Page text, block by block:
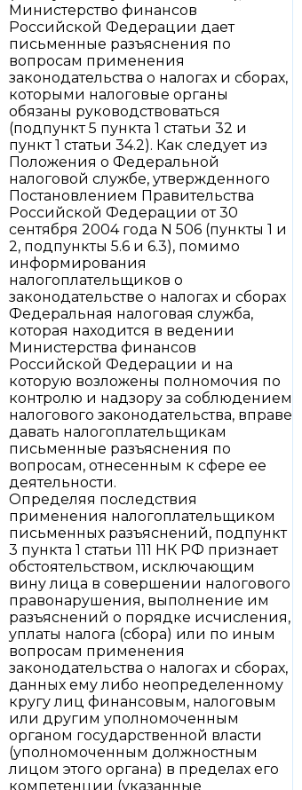
Министерство финансов
Российской Федерации дает
письменные разъяснения по
вопросам применения
законодательства о налогах и сборах,
которыми налоговые органы
обязаны руководствоваться
(подпункт 5 пункта 1 статьи 32 и
пункт 1 статьи 34.2). Как следует из
Положения о Федеральной
налоговой службе, утвержденного
Постановлением Правительства
Российской Федерации от 30
сентября 2004 года N 506 (пункты 1 и
2, подпункты 5.6 и 6.3), помимо
информирования
налогоплательщиков о
законодательстве о налогах и сборах
Федеральная налоговая служба,
которая находится в ведении
Министерства финансов
Российской Федерации и на
которую возложены полномочия по
контролю и надзору за соблюдением
налогового законодательства, вправе
давать налогоплательщикам
письменные разъяснения по
вопросам, отнесенным к сфере ее
деятельности.
Определяя последствия
применения налогоплательщиком
письменных разъяснений, подпункт
3 пункта 1 статьи 111 НК РФ признает
обстоятельством, исключающим
вину лица в совершении налогового
правонарушения, выполнение им
разъяснений о порядке исчисления,
уплаты налога (сбора) или по иным
вопросам применения
законодательства о налогах и сборах,
данных ему либо неопределенному
кругу лиц финансовым, налоговым
или другим уполномоченным
органом государственной власти
(уполномоченным должностным
лицом этого органа) в пределах его
компетенции (указанные